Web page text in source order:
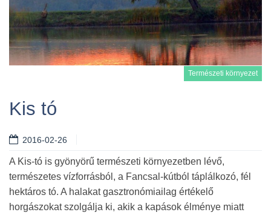
Természeti környezet
Kis tó
2016-02-26
A Kis-tó is gyönyörű természeti környezetben lévő,
természetes vízforrásból, a Fancsal-kútból táplálkozó, fél
hektáros tó. A halakat gasztronómiailag értékelő
horgászokat szolgálja ki, akik a kapások élménye miatt